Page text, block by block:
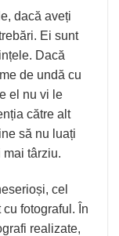
dacă aveți
Ei sunt
Dacă
de undă cu
el nu vi le
către alt
să nu luați
târziu.
cel
fotograful. În
realizate,